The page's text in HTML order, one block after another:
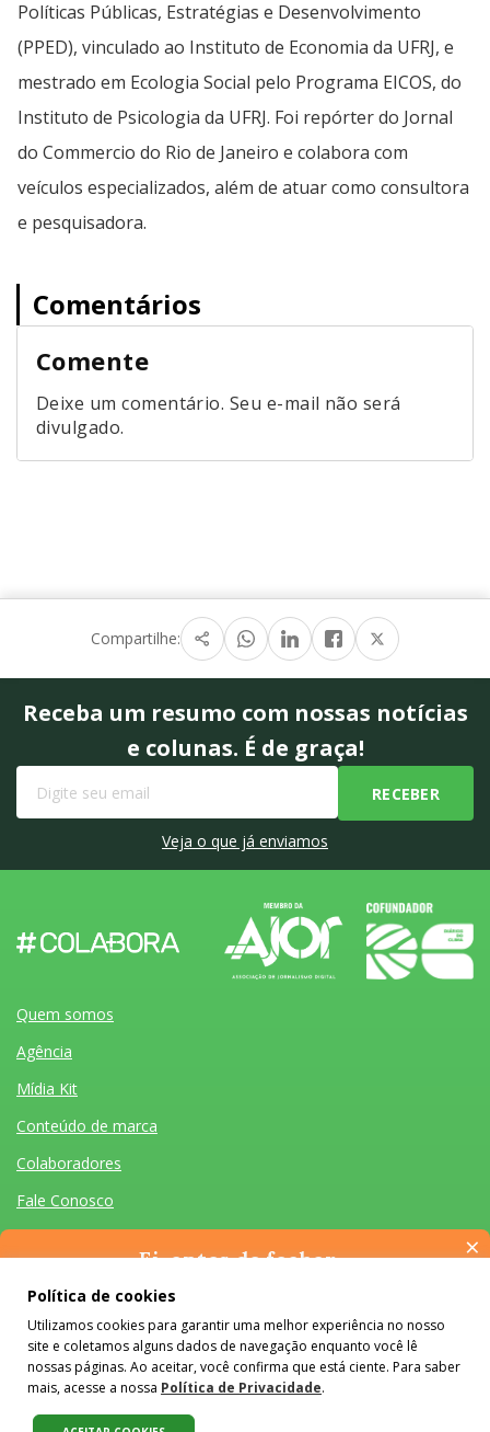
Políticas Públicas, Estratégias e Desenvolvimento
(PPED), vinculado ao Instituto de Economia da UFRJ, e
mestrado em Ecologia Social pelo Programa EICOS, do
Instituto de Psicologia da UFRJ. Foi repórter do Jornal
do Commercio do Rio de Janeiro e colabora com
veículos especializados, além de atuar como consultora
e pesquisadora.
Comentários
Comente
Deixe um comentário. Seu e-mail não será
divulgado.
Compartilhe:
Receba um resumo com nossas notícias
e colunas. É de graça!
Veja o que já enviamos
Quem somos
Agência
Mídia Kit
Conteúdo de marca
Colaboradores
Fale Conosco
Quem somos Agência Mídia Kit Conteúdo de marca Colaboradores Fale Conosco
Desenvolvido por Homem Máquina - Todos os Direitos Reservados 2026
O conteúdo do #Colabora é licenciado em Creative Commons e pode
Política de cookies
Utilizamos cookies para garantir uma melhor experiência no nosso
site e coletamos alguns dados de navegação enquanto você lê
nossas páginas. Ao aceitar, você confirma que está ciente. Para saber
mais, acesse a nossa Política de Privacidade.
×
Ei, antes de fechar…
Pense na importância de manter-se informado(a). Quer ter
colunistas e reportagens especiais? Receba a nossa newsletter.
É de graça :)